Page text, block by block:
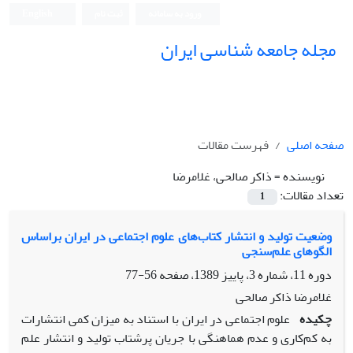
مجله جامعه شناسی ایران
صفحه اصلی
فهرست مقالات
نویسنده =ذاکر صالحى، غلامرضا
تعداد مقالات:
1
وضعیت تولید و انتشار کتاب‌هاى علوم اجتماعى در ایران براساس
الگوهاى علم‌سنجى
دوره 11، شماره 3، پاییز 1389، صفحه
56-77
غلامرضا ذاکر صالحى
چکیده علوم اجتماعى در ایران با استناد به میزان کمى انتشارات
به کم‌کارى و عدم هماهنگى با جریان پرشتاب تولید و انتشار علم